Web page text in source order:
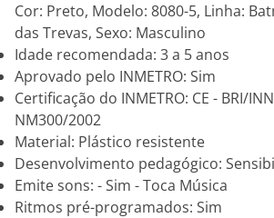
Cor: Preto, Modelo: 8080-5, Linha:
das Trevas, Sexo: Masculino
Idade recomendada: 3 a 5 anos
Aprovado pelo INMETRO: Sim
Certificação do INMETRO: CE - BRI/
NM300/2002
Material: Plástico resistente
Desenvolvimento pedagógico:
Emite sons: - Sim - Toca Música
Ritmos pré-programados: Sim